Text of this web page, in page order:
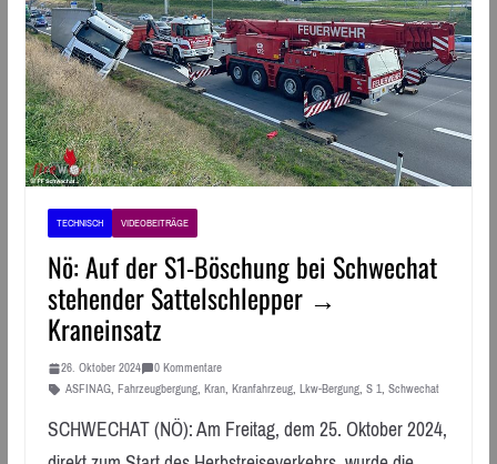
TECHNISCH VIDEOBEITRÄGE
Nö: Auf der S1-Böschung bei Schwechat
stehender Sattelschlepper →
Kraneinsatz
26. Oktober 2024
0 Kommentare
ASFINAG, Fahrzeugbergung, Kran, Kranfahrzeug, Lkw-Bergung, S 1, Schwechat
SCHWECHAT (NÖ): Am Freitag, dem 25. Oktober 2024,